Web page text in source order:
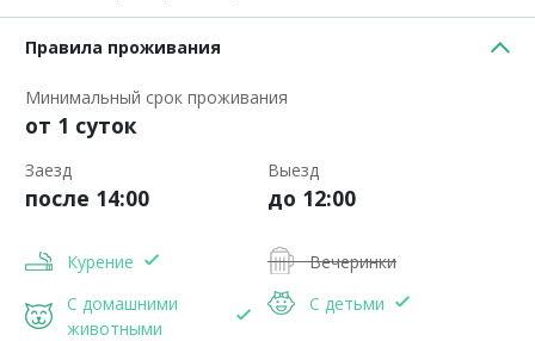
Правила проживания
Минимальный срок проживания
от 1 суток
Заезд
после 14:00
Выезд
до 12:00
Курение
Вечеринки
С домашними
животными
С детьми